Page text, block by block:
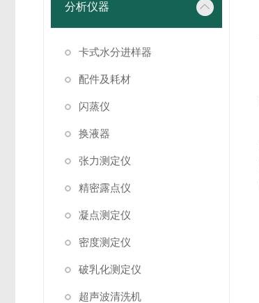
分析仪器
卡式水分进样器
配件及耗材
闪蒸仪
换液器
张力测定仪
精密露点仪
凝点测定仪
密度测定仪
破乳化测定仪
超声波清洗机